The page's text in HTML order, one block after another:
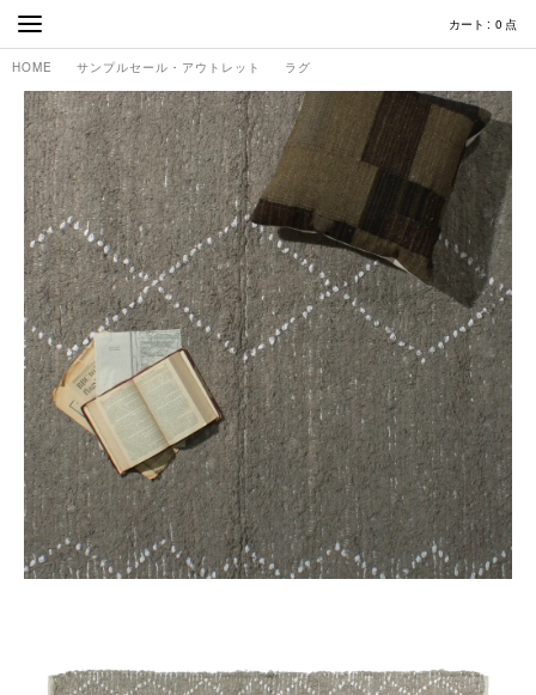
カート 0 点
HOME サンプルセール・アウトレット ラグ